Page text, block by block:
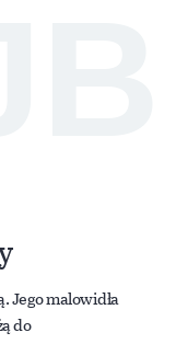
Jego malowidła
do